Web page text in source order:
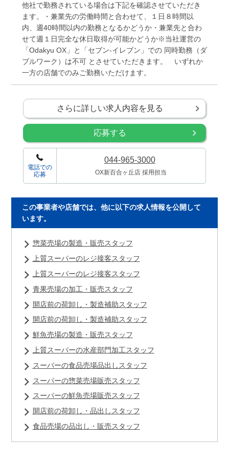
他社で勤務されている場合は下記を確認させていただき
ます。・兼業先の労働時間と合わせて、１日８時間以
内、週40時間以内の勤務となるかどうか・兼業先と合わ
せて週１日完全な休日取得が可能かどうか※当社運営の
「Odakyu OX」と「セブン-イレブン」での 同時勤務（ダ
ブルワーク）は不可 とさせていただきます。 いずれか
一方の店舗でのみご勤務いただけます。
さらに詳しい求人内容を見る
応募する
電話での
応募
044-965-3000
OX新百合ヶ丘店 採用担当
この事業者や店舗では、他に以下の求人情報を公開して
います。
惣菜売場の製造・販売スタッフ
上質スーパーのレジ接客スタッフ
上質スーパーのレジ接客スタッフ
青果売場の加工・販売スタッフ
開店前の荷卸し・製造補助スタッフ
開店前の荷卸し・製造補助スタッフ
鮮魚売場の製造・販売スタッフ
上質スーパーの水産部門加工スタッフ
スーパーの食品売場品出しスタッフ
スーパーの惣菜売場販売スタッフ
スーパーの鮮魚売場販売スタッフ
開店前の荷卸し・品出しスタッフ
食品売場の品出し・販売スタッフ